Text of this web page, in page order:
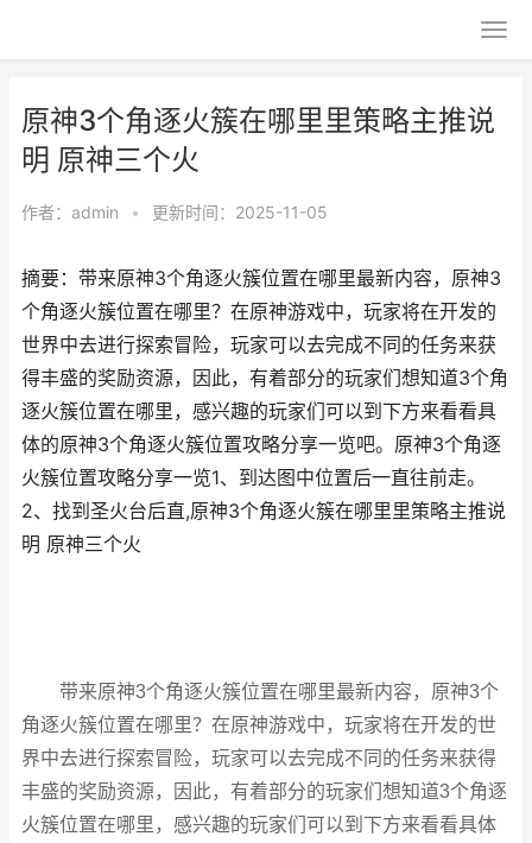
原神3个角逐火簇在哪里里策略主推说
明 原神三个火
作者： admin • 更新时间：2025-11-05
摘要：带来原神3个角逐火簇位置在哪里最新内容，原神3
个角逐火簇位置在哪里？在原神游戏中，玩家将在开发的
世界中去进行探索冒险，玩家可以去完成不同的任务来获
得丰盛的奖励资源，因此，有着部分的玩家们想知道3个角
逐火簇位置在哪里，感兴趣的玩家们可以到下方来看看具
体的原神3个角逐火簇位置攻略分享一览吧。原神3个角逐
火簇位置攻略分享一览1、到达图中位置后一直往前走。
2、找到圣火台后直,原神3个角逐火簇在哪里里策略主推说
明 原神三个火
带来原神3个角逐火簇位置在哪里最新内容，原神3个
角逐火簇位置在哪里？在原神游戏中，玩家将在开发的世
界中去进行探索冒险，玩家可以去完成不同的任务来获得
丰盛的奖励资源，因此，有着部分的玩家们想知道3个角逐
火簇位置在哪里，感兴趣的玩家们可以到下方来看看具体